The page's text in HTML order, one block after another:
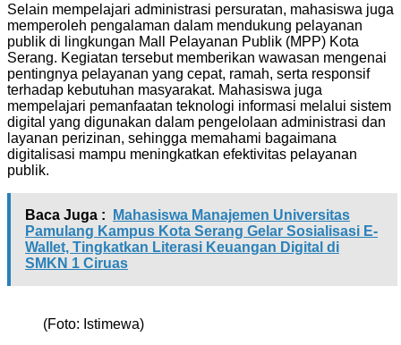
Selain mempelajari administrasi persuratan, mahasiswa juga
memperoleh pengalaman dalam mendukung pelayanan
publik di lingkungan Mall Pelayanan Publik (MPP) Kota
Serang. Kegiatan tersebut memberikan wawasan mengenai
pentingnya pelayanan yang cepat, ramah, serta responsif
terhadap kebutuhan masyarakat. Mahasiswa juga
mempelajari pemanfaatan teknologi informasi melalui sistem
digital yang digunakan dalam pengelolaan administrasi dan
layanan perizinan, sehingga memahami bagaimana
digitalisasi mampu meningkatkan efektivitas pelayanan
publik.
Baca Juga :
Mahasiswa Manajemen Universitas
Pamulang Kampus Kota Serang Gelar Sosialisasi E-
Wallet, Tingkatkan Literasi Keuangan Digital di
SMKN 1 Ciruas
(Foto: Istimewa)